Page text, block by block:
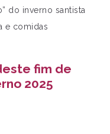
do inverno santista
e comidas
fim de
2025